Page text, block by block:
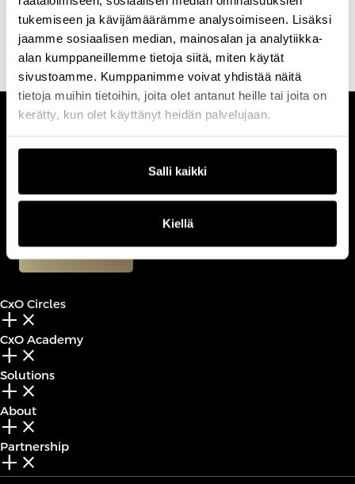
tukemiseen ja kävijämäärämme analysoimiseen. Lisäksi
jaamme sosiaalisen median, mainosalan ja analytiikka-
alan kumppaneillemme tietoja siitä, miten käytät
sivustoamme. Kumppanimme voivat yhdistää näitä
tietoja muihin tietoihin, joita olet antanut heille tai joita on
kerätty, kun olet käyttänyt heidän palvelujaan.
Salli kaikki
Kiellä
leaders on the economic and governance implications of AI at
scale.
customerservice@professio.fi
Book a call
CxO Circles
add_2 close
CxO Academy
add_2 close
Solutions
add_2 close
About
add_2 close
Partnership
add_2 close